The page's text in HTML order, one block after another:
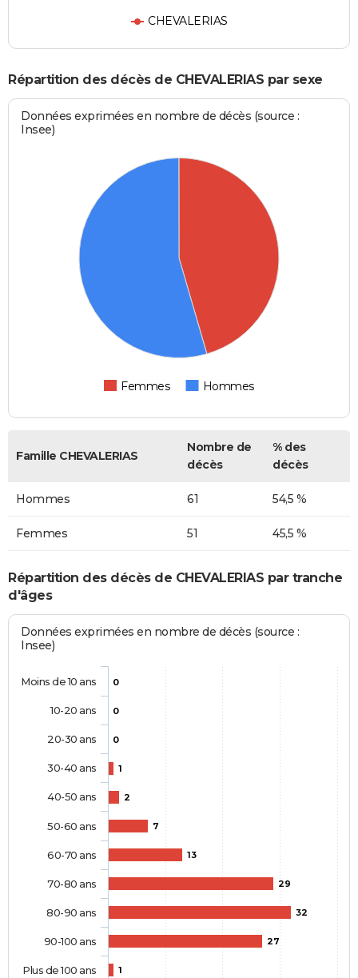
CHEVALERIAS
Répartition des décès de CHEVALERIAS par sexe
Données exprimées en nombre de décès (source :
Insee)
Femmes Hommes
Famille CHEVALERIAS
Nombre de
décès
% des
décès
Hommes 61 54,5 %
Femmes 51 45,5 %
Répartition des décès de CHEVALERIAS par tranche
d'âges
Données exprimées en nombre de décès (source :
Insee)
0
0
0
1
2
7
13
29
32
27
1
Moins de 10 ans
10-20 ans
20-30 ans
30-40 ans
40-50 ans
50-60 ans
60-70 ans
70-80 ans
80-90 ans
90-100 ans
Plus de 100 ans